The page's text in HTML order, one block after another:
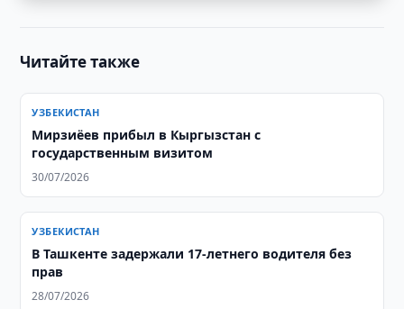
Читайте также
УЗБЕКИСТАН
Мирзиёев прибыл в Кыргызстан с
государственным визитом
30/07/2026
УЗБЕКИСТАН
В Ташкенте задержали 17-летнего водителя без
прав
28/07/2026